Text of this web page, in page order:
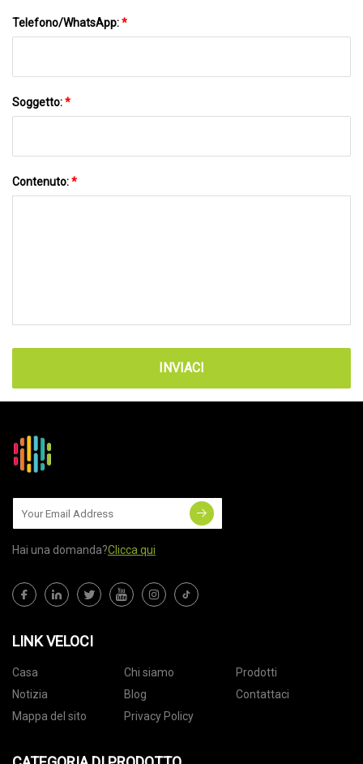
Telefono/WhatsApp:*
Soggetto:*
Contenuto:*
INVIACI
Hai una domanda?Clicca qui
LINK VELOCI
Casa Chi siamo
Prodotti
Notizia
Blog
Contattaci
Mappa del sito
Privacy Policy